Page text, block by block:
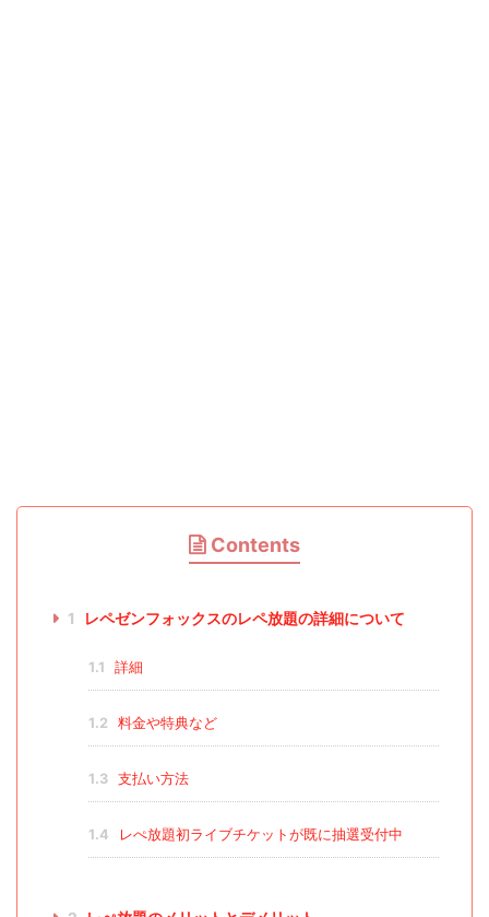
Contents
1 レペゼンフォックスのレペ放題の詳細について
1.1 詳細
1.2 料金や特典など
1.3 支払い方法
1.4 レぺ放題初ライブチケットが既に抽選受付中